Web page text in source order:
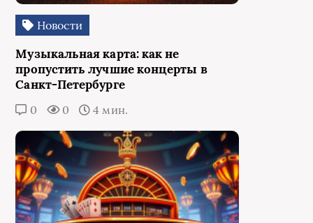
Новости
Музыкальная карта: как не
пропустить лучшие концерты в
Санкт-Петербурге
0 0 4 мин.